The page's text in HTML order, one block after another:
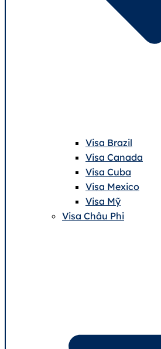
Visa Brazil
Visa Canada
Visa Cuba
Visa Mexico
Visa Mỹ
Visa Châu Phi